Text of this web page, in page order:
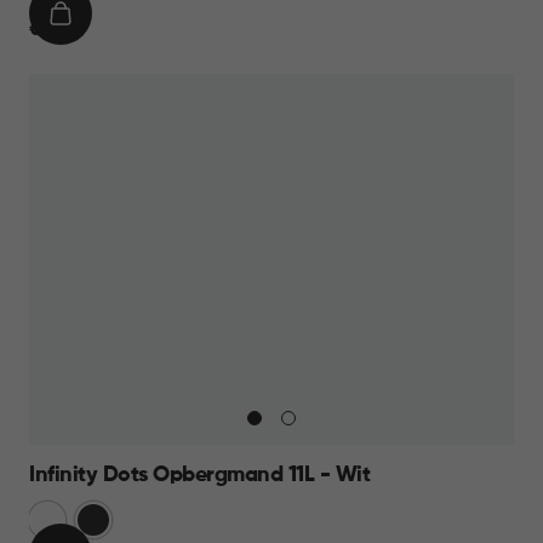
€
€ 11,95
IN
Infinity Dots Opbergmand 11L - Wit
Donkergrijs